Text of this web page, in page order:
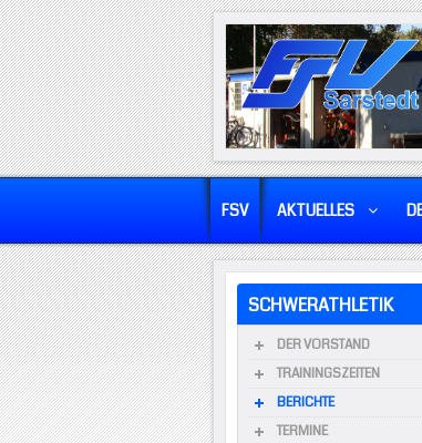
FSV AKTUELLES
SCHWERATHLETIK
DER VORSTAND
TRAININGSZEITEN
BERICHTE
TERMINE